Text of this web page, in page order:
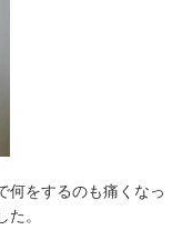
何をするのも痛くなっ
。